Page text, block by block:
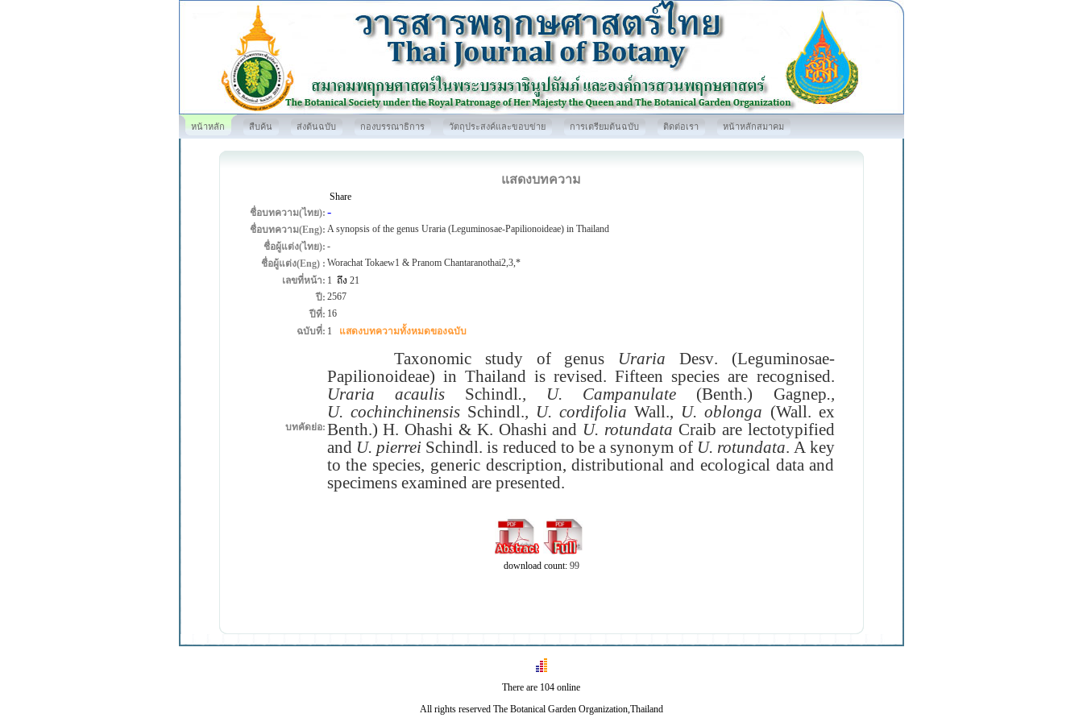
หน้าหลัก สืบค้น ส่งต้นฉบับ กองบรรณาธิการ วัตถุประสงค์และขอบข่าย การเตรียมต้นฉบับ ติดต่อเรา หน้าหลักสมาคม
แสดงบทความ
Share
ชื่อบทความ(ไทย): -
ชื่อบทความ(Eng): A synopsis of the genus Uraria (Leguminosae-Papilionoideae) in Thailand
ชื่อผู้แต่ง(ไทย): -
ชื่อผู้แต่ง(Eng) : Worachat Tokaew1 & Pranom Chantaranothai2,3,*
เลขที่หน้า: 1 ถึง 21
ปี: 2567
ปีที่: 16
ฉบับที่: 1 แสดงบทความทั้งหมดของฉบับ
บทคัดย่อ:
Taxonomic study of genus Uraria Desv. (Leguminosae-
Papilionoideae) in Thailand is revised.Fifteen species are recognised.
Uraria acaulis Schindl., U. Campanulate (Benth.) Gagnep.,
U. cochinchinensis Schindl., U. cordifoliaWall., U.oblonga (Wall. ex
Benth.)H. Ohashi & K. Ohashi and U. rotundata Craib are lectotypified
and U. pierrei Schindl.is reduced to be a synonym of U. rotundata.A key
to the species, generic description, distributional and ecological data and
specimens examined are presented.
download count: 99
There are 104 online
All rights reserved The Botanical Garden Organization,Thailand